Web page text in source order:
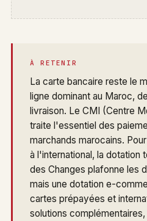
À RETENIR
La carte bancaire reste le
ligne dominant au Maroc,
livraison. Le CMI (Centre
traite l'essentiel des
marchands marocains.
à l'international, la dotation
des Changes plafonne les
mais une dotation e-
cartes prépayées et
solutions